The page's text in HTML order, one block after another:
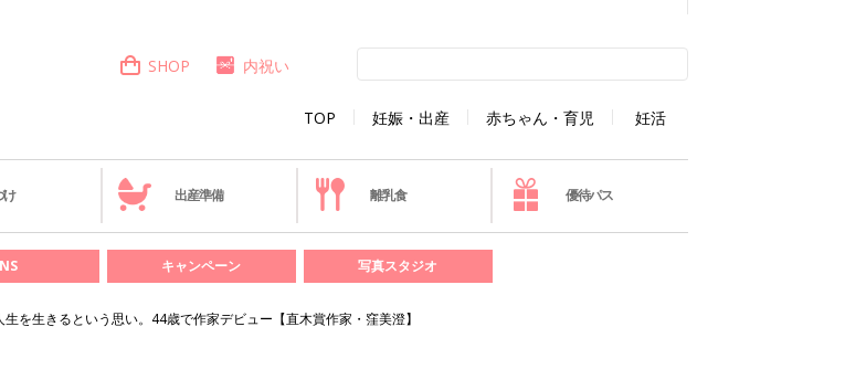
TOP 妊娠・出産 赤ちゃん・育児 妊活
SHOP 内祝い
け 出産準備 離乳食 優待パス
キャンペーン 写真スタジオ
を生きるという思い。44歳で作家デビュー【直木賞作家・窪美澄】